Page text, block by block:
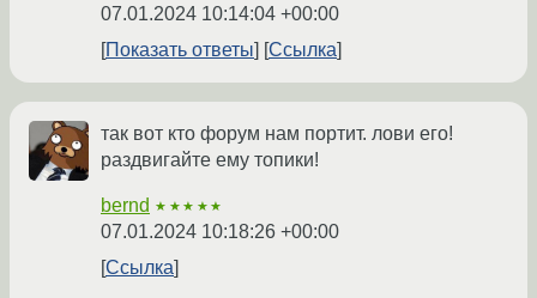
07.01.2024 10:14:04 +00:00
Показать ответы
Ссылка
так вот кто форум нам портит. лови его!
раздвигайте ему топики!
bernd ★★★★★
07.01.2024 10:18:26 +00:00
Ссылка